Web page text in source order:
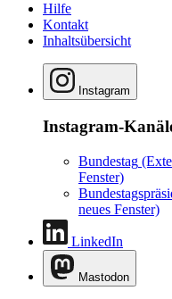
Hilfe
Kontakt
Inhaltsübersicht
Instagram
Instagram-
Bundestag
Fenster)
neues Fenster)
LinkedIn
Mastodon